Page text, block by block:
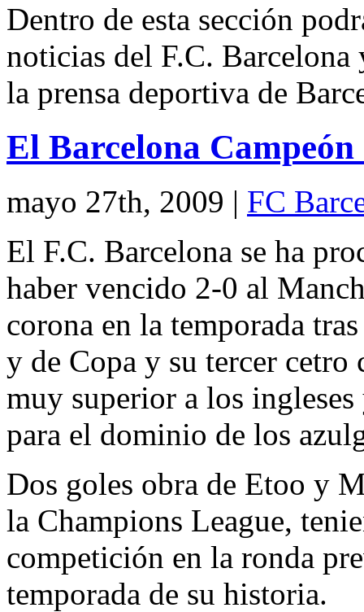
Dentro de esta sección
noticias del F.C.
la prensa deportiva de
El Barcelona
mayo 27th, 2009 | FC
El F.C. Barcelona se ha
haber vencido 2-0 al
corona en la temporada
y de Copa y su tercer
muy superior a los ingleses
para el dominio de los
Dos goles obra de Etoo y
la Champions League,
competición en la ronda
temporada de su historia.